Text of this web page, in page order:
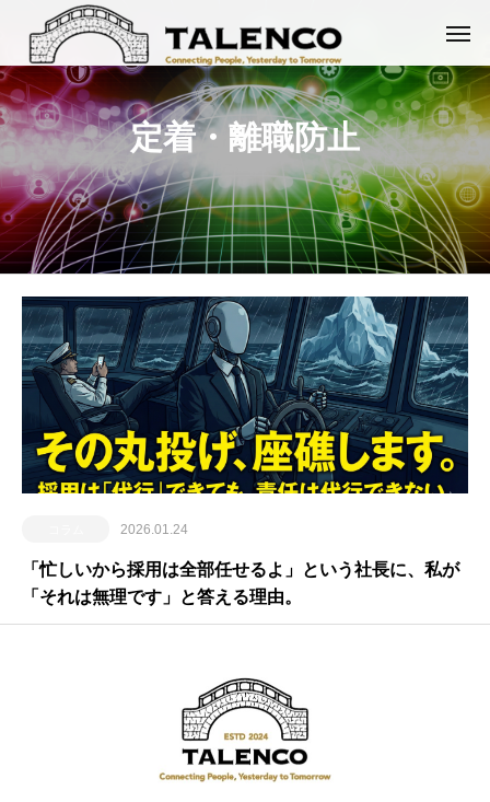
Please wait for a while
定着・離職防止
2026.01.24
「忙しいから採用は全部任せるよ」という社長に、私が
「それは無理です」と答える理由。